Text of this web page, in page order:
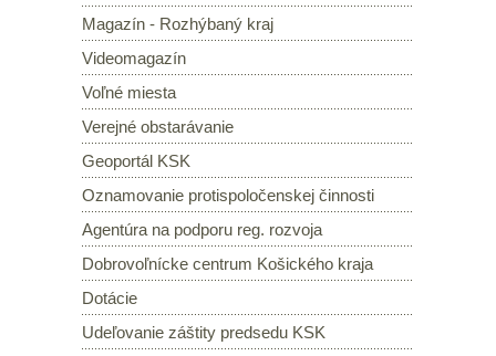
Magazín - Rozhýbaný kraj
Videomagazín
Voľné miesta
Verejné obstarávanie
Geoportál KSK
Oznamovanie protispoločenskej činnosti
Agentúra na podporu reg. rozvoja
Dobrovoľnícke centrum Košického kraja
Dotácie
Udeľovanie záštity predsedu KSK